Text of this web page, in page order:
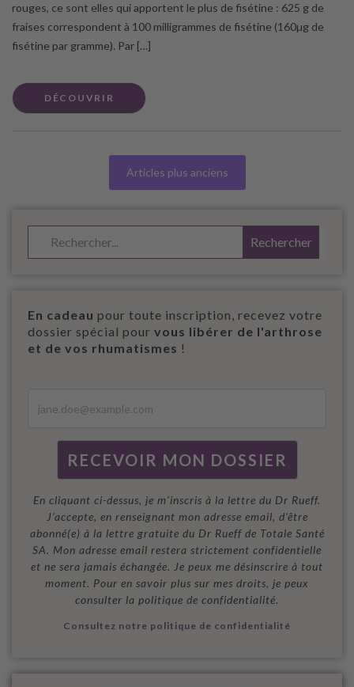
rouges, ce sont elles qui apportent le plus de fisétine : 625 g de
fraises correspondent à 100 milligrammes de fisétine (160µg de
fisétine par gramme). Par […]
DÉCOUVRIR
Articles plus anciens
En cadeau pour toute inscription, recevez votre
dossier spécial pour vous libérer de l'arthrose
et de vos rhumatismes !
En cliquant ci-dessus, je m'inscris à la lettre du Dr Rueff.
J’accepte, en renseignant mon adresse email, d’être
abonné(e) à la lettre gratuite du Dr Rueff de Totale Santé
SA. Mon adresse email restera strictement confidentielle
et ne sera jamais échangée. Je peux me désinscrire à tout
moment. Pour en savoir plus sur mes droits, je peux
consulter la politique de confidentialité.
Consultez notre politique de confidentialité